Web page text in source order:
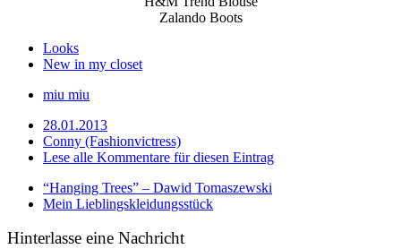
Zalando Boots
Looks
New in my closet
miu miu
28.01.2013
Conny (Fashionvictress)
Lese alle Kommentare für diesen Eintrag
“Hanging Trees” – Dawid Tomaszewski
Mein Lieblingskleidungsstück
Hinterlasse eine Nachricht